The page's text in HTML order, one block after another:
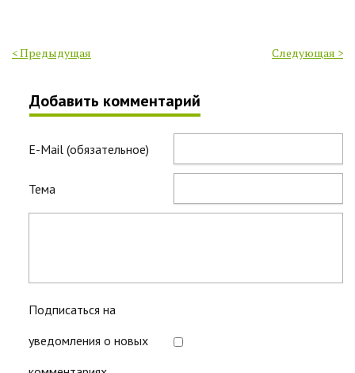
< Предыдущая Следующая >
Добавить комментарий
E-Mail (обязательное)
Тема
Подписаться на
уведомления о новых